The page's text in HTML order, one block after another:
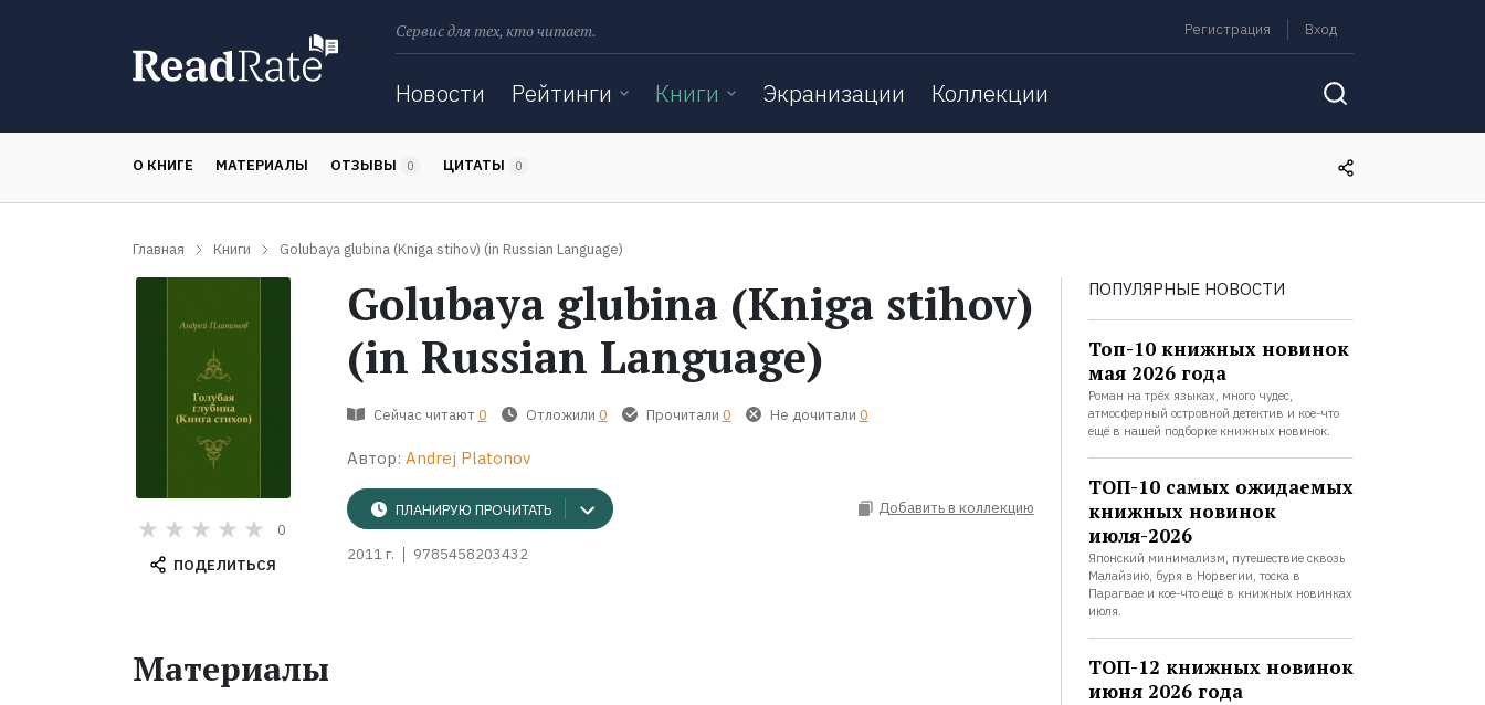
Сервис для тех, кто читает. Регистрация Вход
Новости Рейтинги Книги Экранизации Коллекции
О КНИГЕ МАТЕРИАЛЫ ОТЗЫВЫ 0 ЦИТАТЫ 0
Главная Книги Golubaya glubina (Kniga stihov) (in Russian Language)
0
ПОДЕЛИТЬСЯ
Golubaya glubina (Kniga stihov)
(in Russian Language)
Сейчас читают 0 Отложили 0 Прочитали 0 Не дочитали 0
Автор: Andrej Platonov
ПЛАНИРУЮ ПРОЧИТАТЬ Добавить в коллекцию
2011 г. 9785458203432
Материалы
ПОПУЛЯРНЫЕ НОВОСТИ
Топ-10 книжных новинок
мая 2026 года
Роман на трёх языках, много чудес,
атмосферный островной детектив и кое-что
ещё в нашей подборке книжных новинок.
ТОП-10 самых ожидаемых
книжных новинок
июля-2026
Японский минимализм, путешествие сквозь
Малайзию, буря в Норвегии, тоска в
Парагвае и кое-что ещё в книжных новинках
июля.
ТОП-12 книжных новинок
июня 2026 года